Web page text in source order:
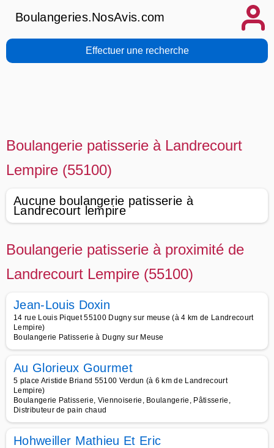
Boulangeries.NosAvis.com
Effectuer une recherche
Boulangerie patisserie à Landrecourt
Lempire (55100)
Aucune boulangerie patisserie à
Landrecourt lempire
Boulangerie patisserie à proximité de
Landrecourt Lempire (55100)
Jean-Louis Doxin
14 rue Louis Piquet 55100 Dugny sur meuse (à 4 km de Landrecourt
Lempire)
Boulangerie Patisserie à Dugny sur Meuse
Au Glorieux Gourmet
5 place Aristide Briand 55100 Verdun (à 6 km de Landrecourt
Lempire)
Boulangerie Patisserie, Viennoiserie, Boulangerie, Pâtisserie,
Distributeur de pain chaud
Hohweiller Mathieu Et Eric